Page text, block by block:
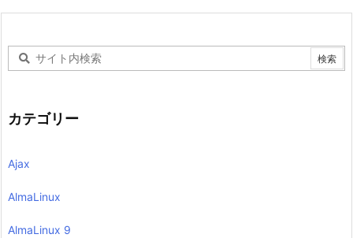
カテゴリー
Ajax
AlmaLinux
AlmaLinux 9